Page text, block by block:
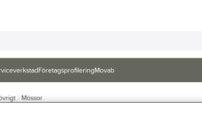
FöretagsprofileringMovab
Mössor